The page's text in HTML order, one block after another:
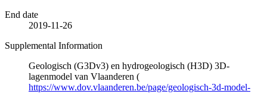
End date
2019-11-26
Supplemental Information
Geologisch (G3Dv3) en hydrogeologisch (H3D) 3D-
lagenmodel van Vlaanderen (
https://www.dov.vlaanderen.be/page/geologisch-3d-model-